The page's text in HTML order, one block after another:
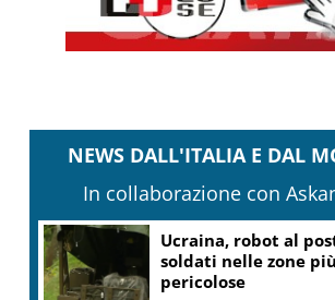
NEWS DALL'ITALIA E DAL
In collaborazione con
Ucraina, robot al
soldati nelle zone più
pericolose